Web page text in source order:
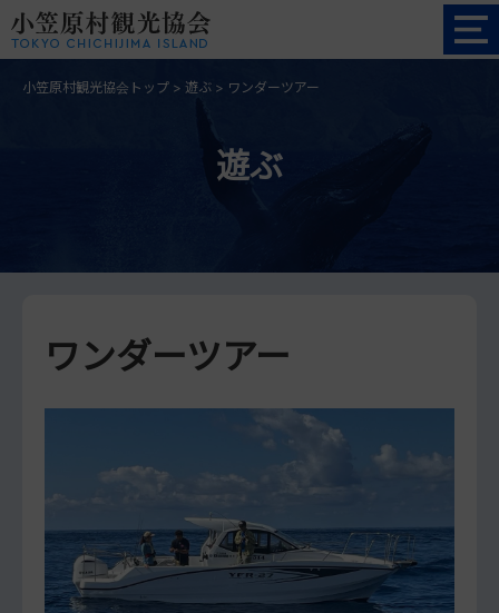
小笠原村観光協会トップ > 遊ぶ > ワンダーツアー
遊ぶ
ワンダーツアー